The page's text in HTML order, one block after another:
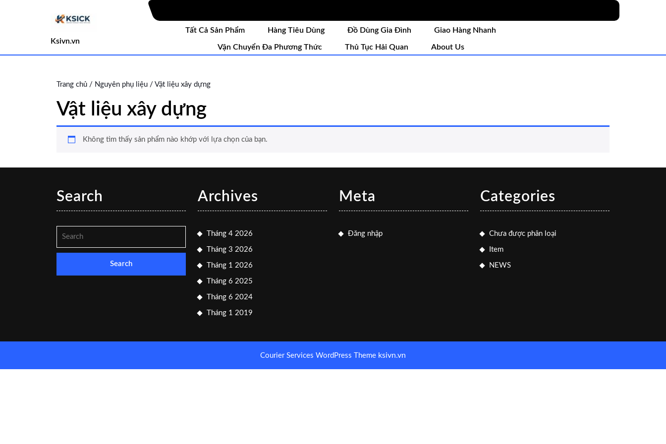
Ksivn.vn
Tất Cả Sản Phẩm Hàng Tiêu Dùng Đồ Dùng Gia Đình Giao Hàng Nhanh
Vận Chuyển Đa Phương Thức Thủ Tục Hải Quan About Us
Trang chủ / Nguyên phụ liệu / Vật liệu xây dựng
Vật liệu xây dựng
Không tìm thấy sản phẩm nào khớp với lựa chọn của bạn.
Search Archives
Tháng 4 2026
Tháng 3 2026
Tháng 1 2026
Tháng 6 2025
Tháng 6 2024
Tháng 1 2019
Meta
Đăng nhập
Categories
Chưa được phân loại
Item
NEWS
Courier Services WordPress Theme ksivn.vn